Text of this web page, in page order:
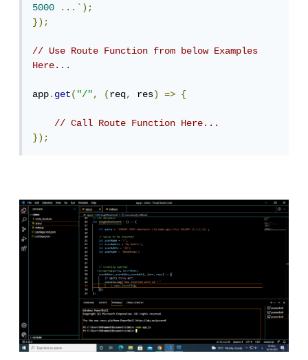
5000
...`);
});
// Use Route Function from below Examples
Here...
app.get("/", (req, res) => {
// Call Route Function Here...
});